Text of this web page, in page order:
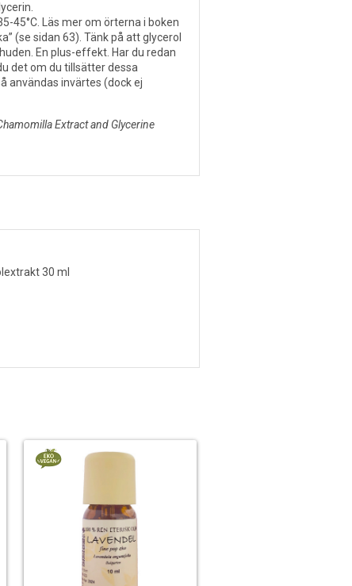
45°C. Läs mer om örterna i boken
(se sidan 63). Tänk på att glycerol
En plus-effekt. Har du redan
det om du tillsätter dessa
användas invärtes (dock ej
Extract and Glycerine
30 ml